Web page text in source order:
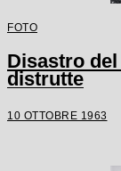
FOTO
Disastro
distrutte
10 OTTOBRE 1963